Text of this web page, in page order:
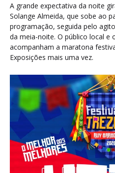
A grande expectativa da noite
Solange Almeida, que sobe ao
programação, seguida pelo
da meia-noite. O público local e
acompanham a maratona
Exposições mais uma vez.